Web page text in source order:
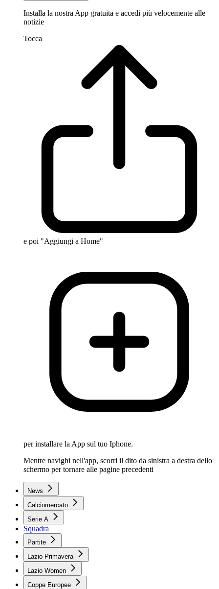
Installa la nostra App gratuita e accedi più velocemente alle
notizie
Tocca
e poi "Aggiungi a Home"
per installare la App sul tuo Iphone.
Mentre navighi nell'app, scorri il dito da sinistra a destra dello
schermo per tornare alle pagine precedenti
News
Calciomercato
Serie A
Squadra
Partite
Lazio Primavera
Lazio Women
Coppe Europee